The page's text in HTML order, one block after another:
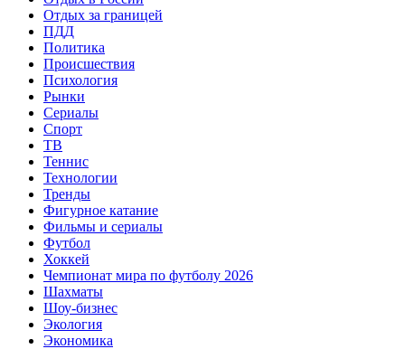
Отдых за границей
ПДД
Политика
Происшествия
Психология
Рынки
Сериалы
Спорт
ТВ
Теннис
Технологии
Тренды
Фигурное катание
Фильмы и сериалы
Футбол
Хоккей
Чемпионат мира по футболу 2026
Шахматы
Шоу-бизнес
Экология
Экономика